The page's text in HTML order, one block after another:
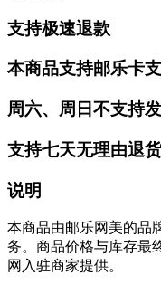
支持极速退款
本商品支持邮乐卡
周六、周日不支持
支持七天无理由退货
说明
本商品由邮乐网美的品
务。商品价格与库存最
网入驻商家提供。